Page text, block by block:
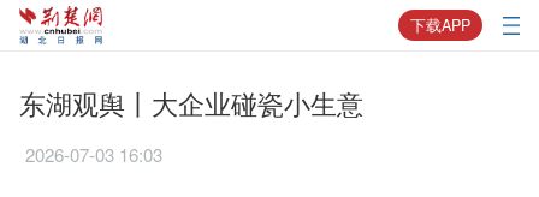
下载APP
东湖观舆丨大企业碰瓷小生意
2026-07-03 16:03